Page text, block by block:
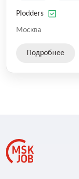
оказываемых услуг.
Plodders
Москва
Подробнее